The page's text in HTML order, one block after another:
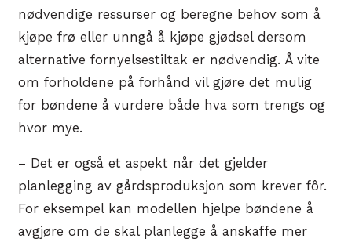
nødvendige ressurser og beregne behov som å
kjøpe frø eller unngå å kjøpe gjødsel dersom
alternative fornyelsestiltak er nødvendig. Å vite
om forholdene på forhånd vil gjøre det mulig
for bøndene å vurdere både hva som trengs og
hvor mye.
– Det er også et aspekt når det gjelder
planlegging av gårdsproduksjon som krever fôr.
For eksempel kan modellen hjelpe bøndene å
avgjøre om de skal planlegge å anskaffe mer